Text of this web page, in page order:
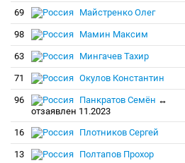
69 Майстренко Олег
98 Мамин Максим
63 Мингачев Тахир
71 Окулов Константин
96 Панкратов Семён ↔
отзаявлен 11.2023
16 Плотников Сергей
13 Полтапов Прохор